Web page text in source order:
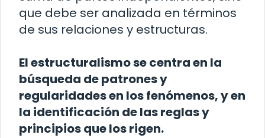
que debe ser analizada en términos
de sus relaciones y estructuras.
El estructuralismo se centra en la
búsqueda de patrones y
regularidades en los fenómenos, y en
la identificación de las reglas y
principios que los rigen.